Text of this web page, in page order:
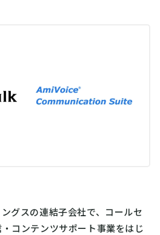
グスの連結子会社で、コールセ
コンテンツサポート事業をはじ